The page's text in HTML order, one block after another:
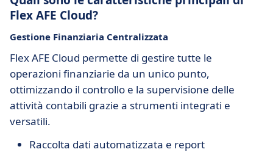
Flex AFE Cloud?
Gestione Finanziaria Centralizzata
Flex AFE Cloud permette di gestire tutte le
operazioni finanziarie da un unico punto,
ottimizzando il controllo e la supervisione delle
attività contabili grazie a strumenti integrati e
versatili.
Raccolta dati automatizzata e report